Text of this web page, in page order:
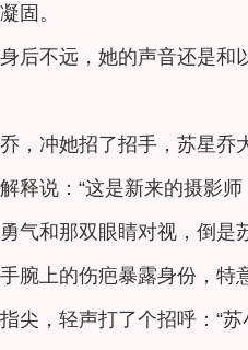
固。
后不远，她的声音还是
，冲她招了招手，苏星
释说：“这是新来的摄影师
气和那双眼睛对视，倒是
腕上的伤疤暴露身份，
尖，轻声打了个招呼：“苏